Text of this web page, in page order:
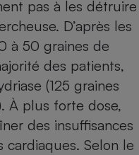
pas à les détruire
D’après les
à 50 graines de
des patients,
(125 graines
À plus forte dose,
des insuffisances
Selon le